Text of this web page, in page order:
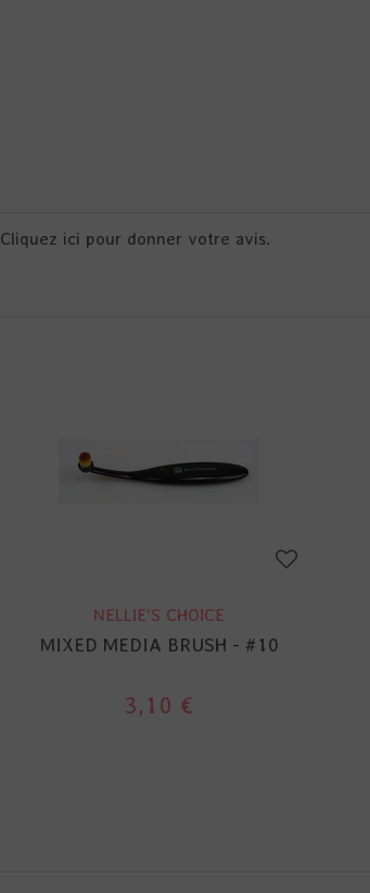
Cliquez ici pour donner votre avis.
NELLIE'S CHOICE
MIXED MEDIA BRUSH - #10
3,10 €